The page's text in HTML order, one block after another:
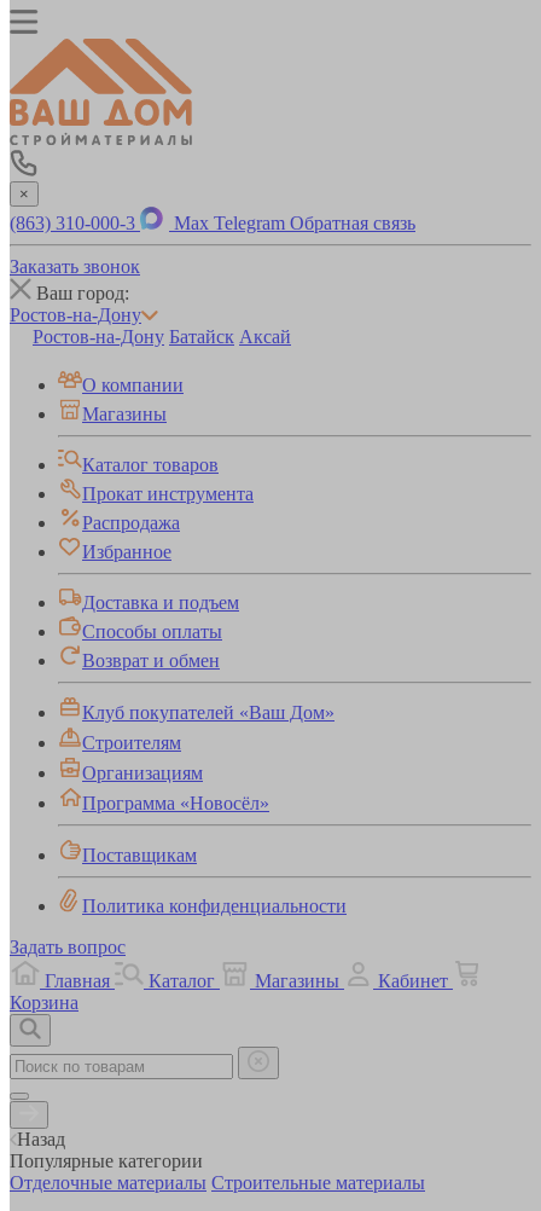
×
(863) 310-000-3 Max Telegram Обратная связь
Заказать звонок
Ваш город:
Ростов-на-Дону
Ростов-на-Дону Батайск Аксай
О компании
Магазины
Каталог товаров
Прокат инструмента
Распродажа
Избранное
Доставка и подъем
Способы оплаты
Возврат и обмен
Клуб покупателей «Ваш Дом»
Строителям
Организациям
Программа «Новосёл»
Поставщикам
Политика конфиденциальности
Задать вопрос
Главная
Каталог Магазины
Кабинет
Корзина
Назад
Популярные категории
Отделочные материалы Строительные материалы